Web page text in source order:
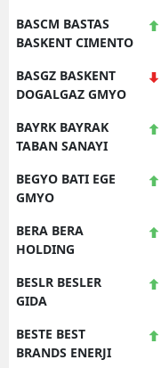
BASCM BASTAS
BASKENT CIMENTO
BASGZ BASKENT
DOGALGAZ GMYO
BAYRK BAYRAK
TABAN SANAYI
BEGYO BATI EGE
GMYO
BERA BERA
HOLDING
BESLR BESLER
GIDA
BESTE BEST
BRANDS ENERJI